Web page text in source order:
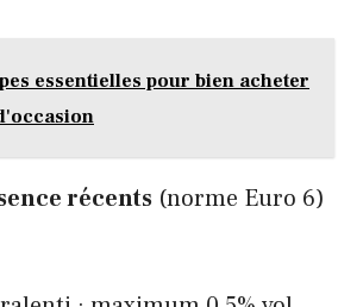
essentielles pour bien acheter
récents (norme Euro 6)